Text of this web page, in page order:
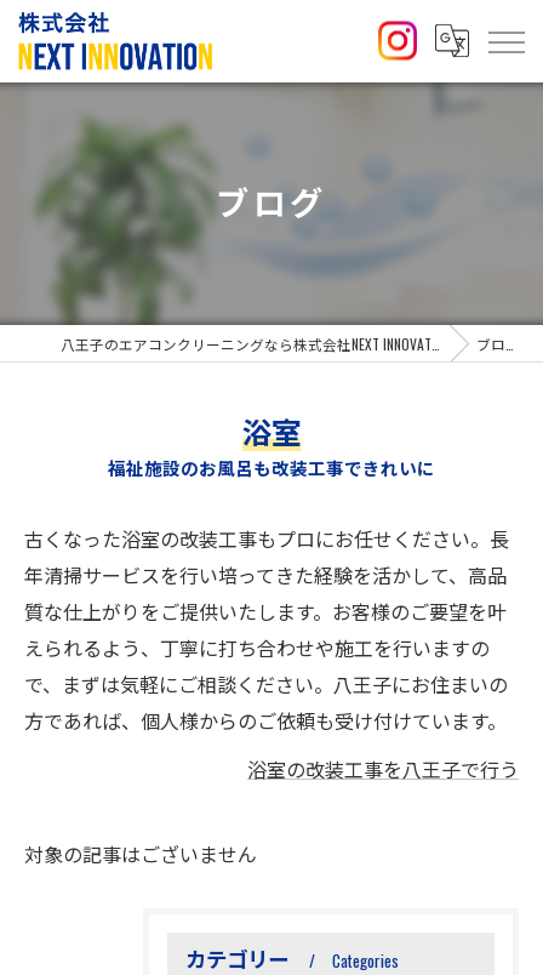
ブログ
ブログ
浴室
福祉施設のお風呂も改装工事できれいに
古くなった浴室の改装工事もプロにお任せください。長
年清掃サービスを行い培ってきた経験を活かして、高品
質な仕上がりをご提供いたします。お客様のご要望を叶
えられるよう、丁寧に打ち合わせや施工を行いますの
で、まずは気軽にご相談ください。八王子にお住まいの
方であれば、個人様からのご依頼も受け付けています。
浴室の改装工事を八王子で行う
対象の記事はございません
カテゴリー Categories